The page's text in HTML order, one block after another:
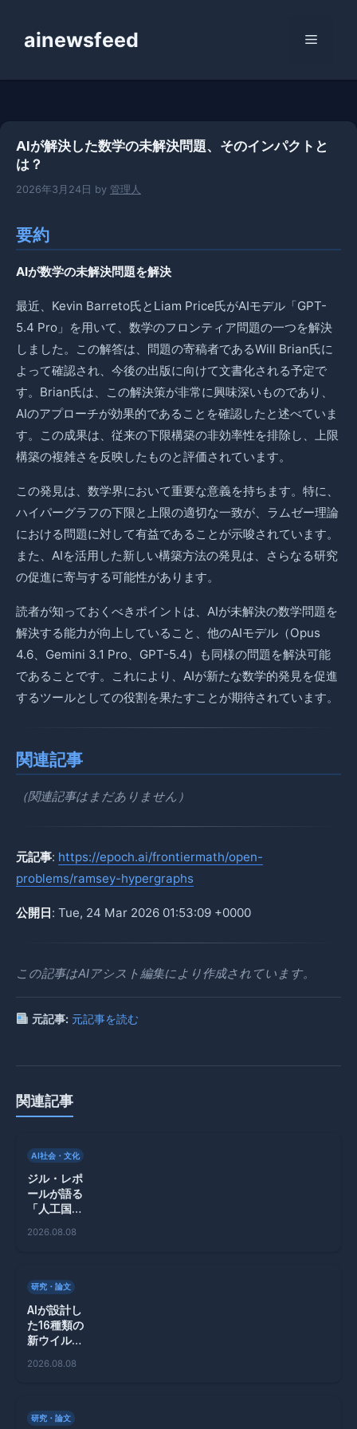
ainewsfeed メ
AIが解決した数学の未解決問題、そのインパクトと
は？
2026年3月24日 by 管理人
要約
AIが数学の未解決問題を解決
最近、Kevin Barreto氏とLiam Price氏がAIモデル「GPT-
5.4 Pro」を用いて、数学のフロンティア問題の一つを解決
しました。この解答は、問題の寄稿者であるWill Brian氏に
よって確認され、今後の出版に向けて文書化される予定で
す。Brian氏は、この解決策が非常に興味深いものであり、
AIのアプローチが効果的であることを確認したと述べていま
す。この成果は、従来の下限構築の非効率性を排除し、上限
構築の複雑さを反映したものと評価されています。
この発見は、数学界において重要な意義を持ちます。特に、
ハイパーグラフの下限と上限の適切な一致が、ラムゼー理論
における問題に対して有益であることが示唆されています。
また、AIを活用した新しい構築方法の発見は、さらなる研究
の促進に寄与する可能性があります。
読者が知っておくべきポイントは、AIが未解決の数学問題を
解決する能力が向上していること、他のAIモデル（Opus
4.6、Gemini 3.1 Pro、GPT-5.4）も同様の問題を解決可能
であることです。これにより、AIが新たな数学的発見を促進
するツールとしての役割を果たすことが期待されています。
関連記事
（関連記事はまだありません）
元記事: https://epoch.ai/frontiermath/open-
problems/ramsey-hypergraphs
公開日: Tue, 24 Mar 2026 01:53:09 +0000
この記事はAIアシスト編集により作成されています。
元記事: 元記事を読む
関連記事
AI社会・文化
ジル・レポ
ールが語る
「人工国
コンバレー
2026.08.08
研究・論文
AIが設計し
た16種類の
新ウイル
性に挑む新
2026.08.08
研究・論文